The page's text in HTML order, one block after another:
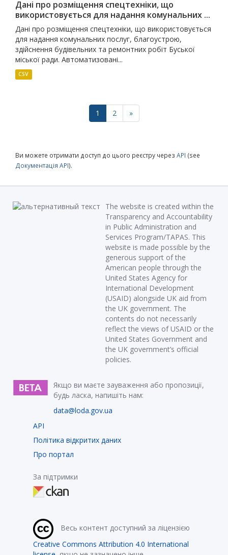
Дані про розміщення спецтехніки, що
використовується для надання комунальних ...
Дані про розміщення спецтехніки, що використовується
для надання комунальних послуг, благоустрою,
здійснення будівельних та ремонтних робіт Буської
міської ради. Автоматизовані...
CSV
1 2 »
Ви можете отримати доступ до цього реєстру через API (see
Документація API).
The website is created within the
Transparency and Accountability
in Public Administration and
Services Program/TAPAS. This
website is made possible by the
generous support of the
American people through the
United States Agency for
International Development
(USAID) alongside UK aid from
the UK government. The
contents do not necessarily
reflect the views of USAID or the
United States Government and
the UK government’s official
policies.
Якщо ви маєте зауваження або пропозиції,
будь ласка, напишіть нам:
data@loda.gov.ua
API
Політика відкритих даних
Про портал
За підтримки
Весь контент доступний за ліцензією
Creative Commons Attribution 4.0 International